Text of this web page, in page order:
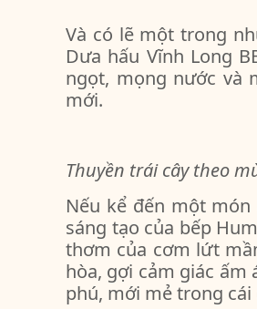
Và có lẽ một trong
Dưa hấu Vĩnh Long
ngọt, mọng nước và
mới.
Thuyền trái cây theo
Nếu kể đến một
sáng tạo của bếp
thơm của cơm lứt
hòa, gợi cảm giác
phú, mới mẻ trong